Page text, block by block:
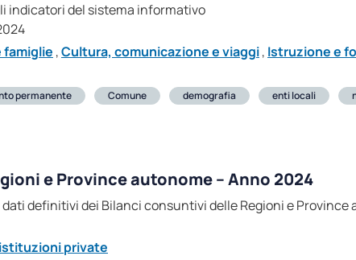
indicatori del sistema informativo
famiglie ,Cultura, comunicazione e viaggi, Istruzione e
permanente Comune demografia enti locali
e Province autonome – Anno 2024
definitivi dei Bilanci consuntivi delle Regioni e Province
private